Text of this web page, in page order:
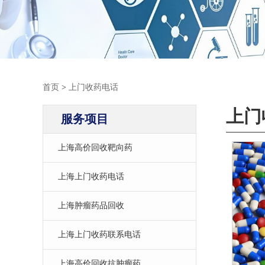
首页 > 上门收药电话
服务项目
上海高价回收靶向药
上海上门收药电话
上海肿瘤药品回收
上海上门收药联系电话
上